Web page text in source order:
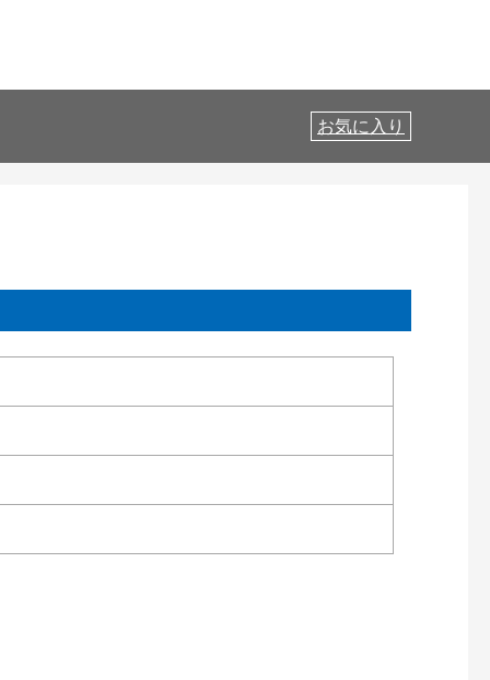
お気に入り